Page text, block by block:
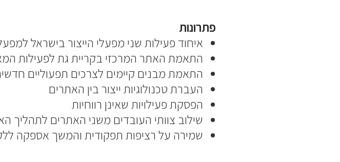
פתרונות
איחוד פעילות שני מפעלי הייצור בישראל
התאמת האתר המרכזי בקריית גת לפעילות
התאמת מבנים קיימים לצרכים תפעוליים
העברת טכנולוגיות ייצור בין האתרים
הפסקת פעילויות שאינן רווחיות
שילוב צוותי העובדים משני האתרים לתהליך
שמירה על רציפות תפקודית והמשך אספקה